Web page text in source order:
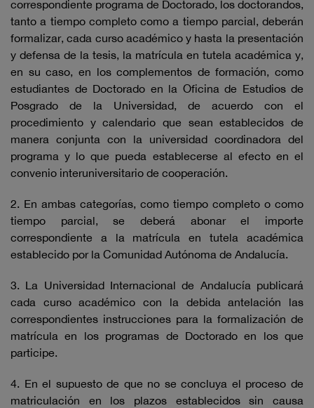
correspondiente programa de Doctorado, los doctorandos,
tanto a tiempo completo como a tiempo parcial, deberán
formalizar, cada curso académico y hasta la presentación
y defensa de la tesis, la matrícula en tutela académica y,
en su caso, en los complementos de formación, como
estudiantes de Doctorado en la Oficina de Estudios de
Posgrado de la Universidad, de acuerdo con el
procedimiento y calendario que sean establecidos de
manera conjunta con la universidad coordinadora del
programa y lo que pueda establecerse al efecto en el
convenio interuniversitario de cooperación.
2. En ambas categorías, como tiempo completo o como
tiempo parcial, se deberá abonar el importe
correspondiente a la matrícula en tutela académica
establecido por la Comunidad Autónoma de Andalucía.
3. La Universidad Internacional de Andalucía publicará
cada curso académico con la debida antelación las
correspondientes instrucciones para la formalización de
matrícula en los programas de Doctorado en los que
participe.
4. En el supuesto de que no se concluya el proceso de
matriculación en los plazos establecidos sin causa